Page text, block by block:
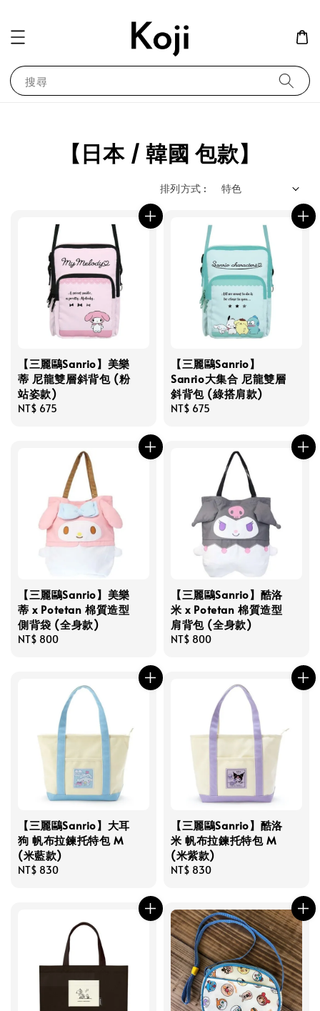
搜尋
【日本 / 韓國 包款】
排列方式 :
【三麗鷗Sanrio】美樂
蒂 尼龍雙層斜背包 (粉
站姿款)
Regular
NT$ 675
【三麗鷗Sanrio】
Sanrio大集合 尼龍雙層
斜背包 (綠搭肩款)
Regular
NT$ 675
【三麗鷗Sanrio】美樂
蒂 x Potetan 棉質造型
側背袋 (全身款)
Regular
NT$ 800
【三麗鷗Sanrio】酷洛
米 x Potetan 棉質造型
肩背包 (全身款)
Regular
NT$ 800
【三麗鷗Sanrio】大耳
狗 帆布拉鍊托特包 M
(米藍款)
Regular
NT$ 830
【三麗鷗Sanrio】酷洛
米 帆布拉鍊托特包 M
(米紫款)
Regular
NT$ 830